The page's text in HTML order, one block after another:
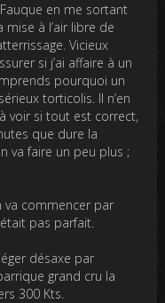
en me sortant
à l’air libre de
Vicieux
si j’ai affaire à un
pourquoi un
torticolis. Il n’en
voir si tout est correct,
que dure la
va faire un peu plus ;
commencer par
pas parfait.
désaxe par
grand cru la
300 Kts.